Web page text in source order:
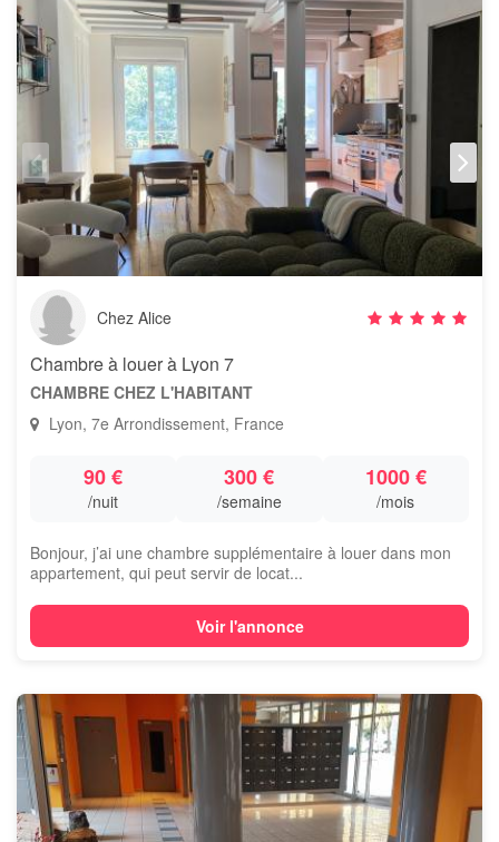
Chez Alice
Chambre à louer à Lyon 7
CHAMBRE CHEZ L'HABITANT
Lyon, 7e Arrondissement, France
90 €
/nuit
300 €
/semaine
1000 €
/mois
Bonjour, j’ai une chambre supplémentaire à louer dans mon
appartement, qui peut servir de locat...
Voir l'annonce